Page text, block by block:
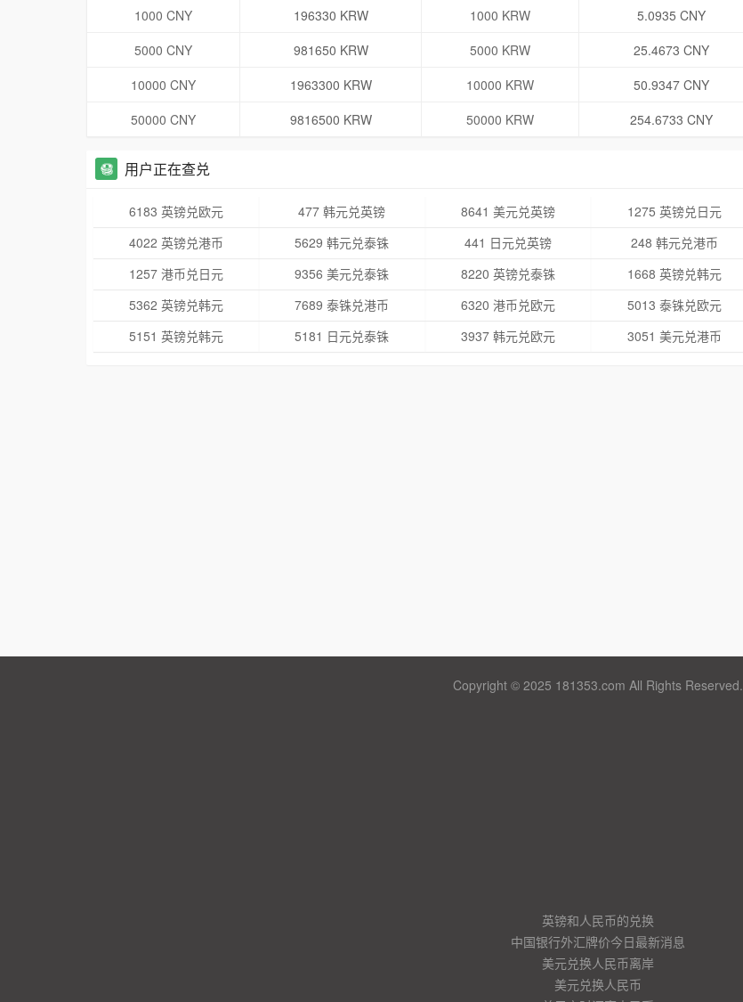
1000 CNY
196330 KRW 1000 KRW
5.0935 CNY
5000 CNY
981650 KRW 5000 KRW
25.4673 CNY
10000 CNY
1963300 KRW 10000 KRW
50.9347 CNY
50000 CNY
9816500 KRW 50000 KRW 254.6733 CNY
用户正在查兑
6183 英镑兑欧元 477 韩元兑英镑 8641 美元兑英镑
1275 英镑兑日元
4022 英镑兑港币
5629 韩元兑泰铢 441 日元兑英镑
248 韩元兑港币
1257 港币兑日元
9356 美元兑泰铢 8220 英镑兑泰铢
1668 英镑兑韩元
5362 英镑兑韩元
7689 泰铢兑港币 6320 港币兑欧元
5013 泰铢兑欧元
5151 英镑兑韩元
5181 日元兑泰铢 3937 韩元兑欧元 3051 美元兑港币
Copyright © 2025 181353.com All Rights Reserved.
英镑和人民币的兑换
中国银行外汇牌价今日最新消息
美元兑换人民币离岸
美元兑换人民币